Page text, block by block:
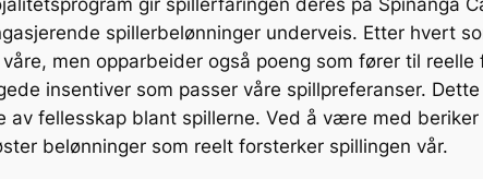
gir spillerfaringen deres på Spinanga
spillerbelønninger underveis. Etter hvert
men opparbeider også poeng som fører til
insentiver som passer våre spillpreferanser.
fellesskap blant spillerne. Ved å være med
belønninger som reelt forsterker spillingen vår.